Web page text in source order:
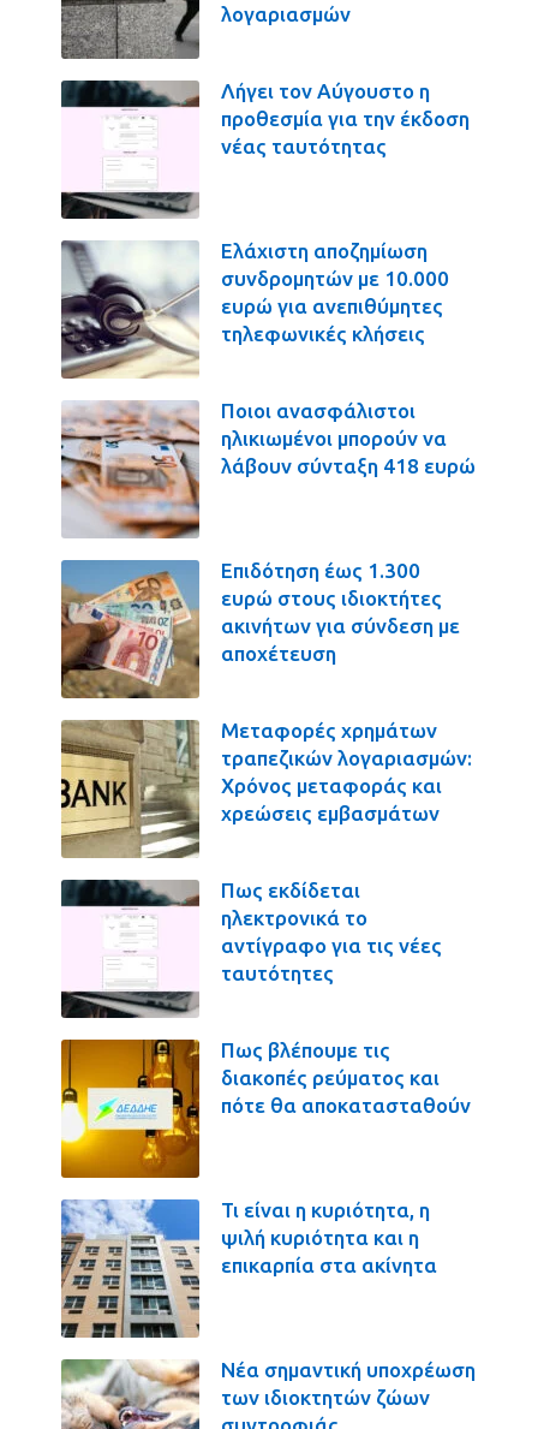
λογαριασμών
Λήγει τον Αύγουστο η
προθεσμία για την έκδοση
νέας ταυτότητας
Ελάχιστη αποζημίωση
συνδρομητών με 10.000
ευρώ για ανεπιθύμητες
τηλεφωνικές κλήσεις
Ποιοι ανασφάλιστοι
ηλικιωμένοι μπορούν να
λάβουν σύνταξη 418 ευρώ
Επιδότηση έως 1.300
ευρώ στους ιδιοκτήτες
ακινήτων για σύνδεση με
αποχέτευση
Μεταφορές χρημάτων
τραπεζικών λογαριασμών:
Χρόνος μεταφοράς και
χρεώσεις εμβασμάτων
Πως εκδίδεται
ηλεκτρονικά το
αντίγραφο για τις νέες
ταυτότητες
Πως βλέπουμε τις
διακοπές ρεύματος και
πότε θα αποκατασταθούν
Τι είναι η κυριότητα, η
ψιλή κυριότητα και η
επικαρπία στα ακίνητα
Νέα σημαντική υποχρέωση
των ιδιοκτητών ζώων